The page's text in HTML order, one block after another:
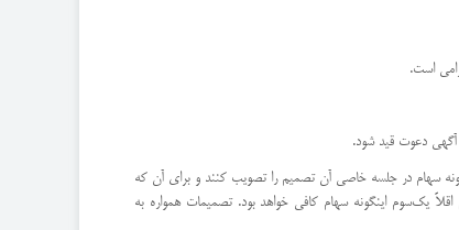
سهام در جلسه خاصی آن تصمیم را تصویب كنند و برای آن كه
یك‌سوم اینگونه سهام كافی خواهد بود. تصمیمات همواره به